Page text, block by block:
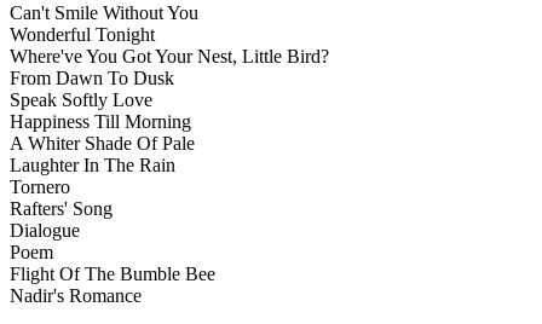
Can't Smile Without You
Wonderful Tonight
Where've You Got Your Nest, Little Bird?
From Dawn To Dusk
Speak Softly Love
Happiness Till Morning
A Whiter Shade Of Pale
Laughter In The Rain
Tornero
Rafters' Song
Dialogue
Poem
Flight Of The Bumble Bee
Nadir's Romance